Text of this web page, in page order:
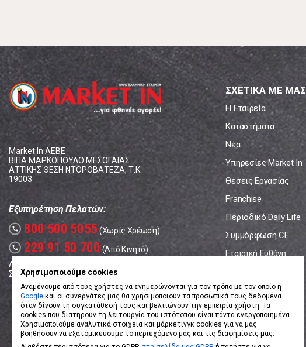
Market In ΑΕΒΕ
ΒΙΠΑ ΜΑΡΚΟΠΟΥΛΟ ΜΕΣΟΓΑΙΑΣ
ΑΤΤΙΚΗΣ ΘΕΣΗ ΝΤΟΡΟΒΑΤΕΖΑ, Τ.Κ.
19003
Εξυπηρέτηση Πελατών:
call 800 500 5055 (Χωρίς Χρέωση)
call 229 91 50 700 (Από Κινητό)
Δευτέρα - Παρασκευή: 08:00 - 17:00
Σάββατο: 08:00 – 14:00
ΣΧΕΤΙΚΑ ΜΕ ΜΑΣ
Η Εταιρεία
Καταστήματα
Νέα
Υπηρεσίες Market In
Θέσεις Εργασίας
Franchise
Περιοδικό Daily Life
Συμμόρφωση CE
Εταιρική Ευθύνη
Χρησιμοποιούμε cookies
Αναμένουμε από τους χρήστες να ενημερώνονται για τον τρόπο με τον οποίο η
Google και οι συνεργάτες μας θα χρησιμοποιούν τα προσωπικά τους δεδομένα
όταν δίνουν τη συγκατάθεσή τους και βελτιώνουν την εμπειρία χρήστη. Τα
cookies που διατηρούν τη λειτουργία του ιστότοπου είναι πάντα ενεργοποιημένα.
Χρησιμοποιούμε αναλυτικά στοιχεία και μάρκετινγκ cookies για να μας
βοηθήσουν να εξατομικεύουμε το περιεχόμενο μας και τις διαφημίσεις μας.